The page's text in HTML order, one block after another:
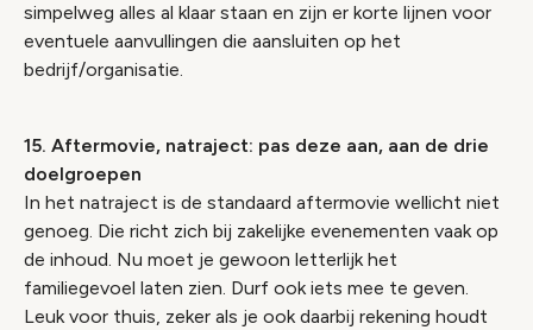
simpelweg alles al klaar staan en zijn er korte lijnen voor
eventuele aanvullingen die aansluiten op het
bedrijf/organisatie.
15. Aftermovie, natraject: pas deze aan, aan de drie
doelgroepen
In het natraject is de standaard aftermovie wellicht niet
genoeg. Die richt zich bij zakelijke evenementen vaak op
de inhoud. Nu moet je gewoon letterlijk het
familiegevoel laten zien. Durf ook iets mee te geven.
Leuk voor thuis, zeker als je ook daarbij rekening houdt